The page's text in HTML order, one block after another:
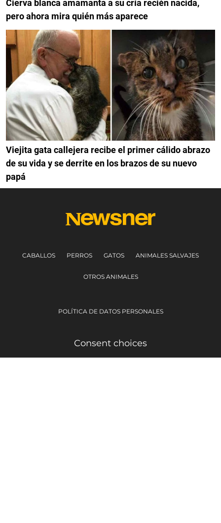
Cierva blanca amamanta a su cría recién nacida,
pero ahora mira quién más aparece
Viejita gata callejera recibe el primer cálido abrazo
de su vida y se derrite en los brazos de su nuevo
papá
CABALLOS PERROS GATOS ANIMALES SALVAJES
OTROS ANIMALES
POLÍTICA DE DATOS PERSONALES
Consent choices